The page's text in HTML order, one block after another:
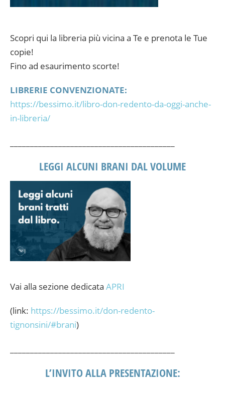
Scopri qui la libreria più vicina a Te e prenota le Tue
copie!
Fino ad esaurimento scorte!
LIBRERIE CONVENZIONATE:
https://bessimo.it/libro-don-redento-da-oggi-anche-
in-libreria/
LEGGI ALCUNI BRANI DAL VOLUME
Vai alla sezione dedicata APRI
(link: https://bessimo.it/don-redento-
tignonsini/#brani)
L’INVITO ALLA PRESENTAZIONE: